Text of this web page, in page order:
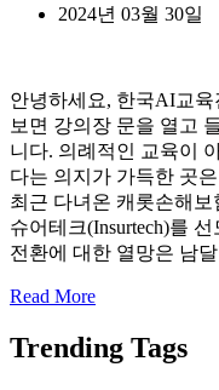
2024년 03월 30일
안녕하세요, 한국AI교
보면 강의장 문을 열고
니다. 의례적인 교육이
다는 의지가 가득한 곳
최근 다녀온 캐롯손해
슈어테크(Insurtech)를
전환에 대한 열망은 남
Read More
Trending Tags